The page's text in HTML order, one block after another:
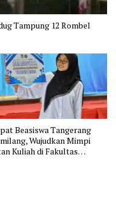
Tampung 12 Rombel
Beasiswa Tangerang
Wujudkan Mimpi
Kuliah di Fakultas